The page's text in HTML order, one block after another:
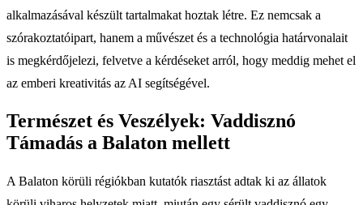
alkalmazásával készült tartalmakat hoztak létre. Ez nemcsak a
szórakoztatóipart, hanem a művészet és a technológia határvonalait
is megkérdőjelezi, felvetve a kérdéseket arról, hogy meddig mehet el
az emberi kreativitás az AI segítségével.
Természet és Veszélyek: Vaddisznó
Támadás a Balaton mellett
A Balaton körüli régiókban kutatók riasztást adtak ki az állatok